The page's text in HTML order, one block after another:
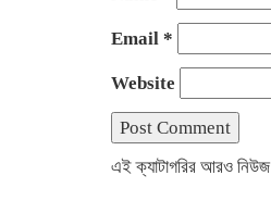
Email *
Website
এই ক্যাটাগরির আরও নিউজ